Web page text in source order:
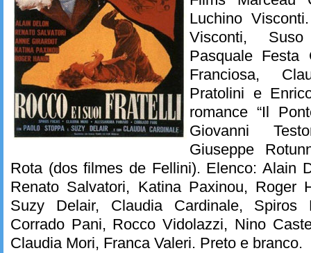
Luchino
Visconti,
Pasquale Festa
Franciosa,
Pratolini e
romance “Il
Giovanni
Giuseppe
Rota (dos filmes de Fellini). Elenco: Alain
Renato Salvatori, Katina Paxinou, Roger
Suzy Delair, Claudia Cardinale, Spiros
Corrado Pani, Rocco Vidolazzi, Nino
Claudia Mori, Franca Valeri. Preto e branco.